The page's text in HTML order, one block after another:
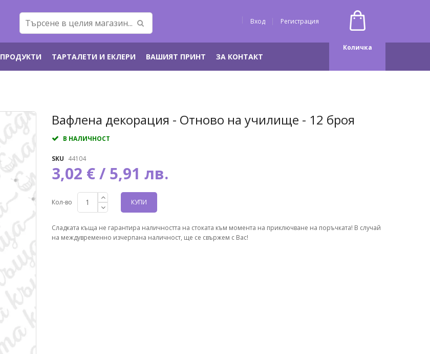
Вход Регистрация
Количка
ПРОДУКТИ ТАРТАЛЕТИ И ЕКЛЕРИ ВАШИЯТ ПРИНТ ЗА КОНТАКТ
Преминете
началото
галерия
снимки
Вафлена декорация - Отново на училище - 12 броя
В НАЛИЧНОСТ
SKU 44104
3,02 € / 5,91 лв.
Кол-во КУПИ
Сладката къща не гарантира наличността на стоката към момента на приключване на поръчката! В случай
на междувременно изчерпана наличност, ще се свържем с Вас!